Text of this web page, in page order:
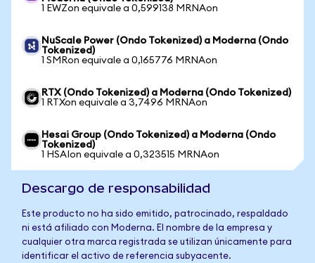
1 EWZon equivale a 0,599138 MRNAon
NuScale Power (Ondo Tokenized) a Moderna (Ondo
Tokenized)
1 SMRon equivale a 0,165776 MRNAon
RTX (Ondo Tokenized) a Moderna (Ondo Tokenized)
1 RTXon equivale a 3,7496 MRNAon
Hesai Group (Ondo Tokenized) a Moderna (Ondo
Tokenized)
1 HSAIon equivale a 0,323515 MRNAon
Descargo de responsabilidad
Este producto no ha sido emitido, patrocinado, respaldado
ni está afiliado con Moderna. El nombre de la empresa y
cualquier otra marca registrada se utilizan únicamente para
identificar el activo de referencia subyacente.